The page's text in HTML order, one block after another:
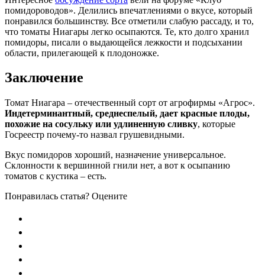
помидороводов». Делились впечатлениями о вкусе, который
понравился большинству. Все отметили слабую рассаду, и то,
что томаты Ниагары легко осыпаются. Те, кто долго хранил
помидоры, писали о выдающейся лежкости и подсыхании
области, прилегающей к плодоножке.
Заключение
Томат Ниагара – отечественный сорт от агрофирмы «Агрос».
Индетерминантный, среднеспелый, дает красные плоды,
похожие на сосульку или удлиненную сливку, которые
Госреестр почему-то назвал грушевидными.
Вкус помидоров хороший, назначение универсальное.
Склонности к вершинной гнили нет, а вот к осыпанию
томатов с кустика – есть.
Понравилась статья? Оцените